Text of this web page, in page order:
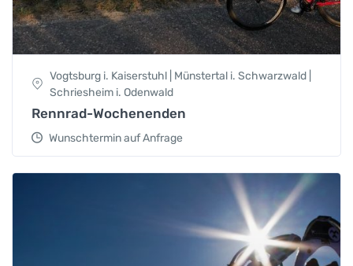
Vogtsburg i. Kaiserstuhl | Münstertal i. Schwarzwald |
Schriesheim i. Odenwald
Rennrad-Wochenenden
Wunschtermin auf Anfrage